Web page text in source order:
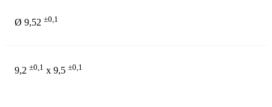
Ø 9,52 ±0,1
9,2 ±0,1 x 9,5 ±0,1